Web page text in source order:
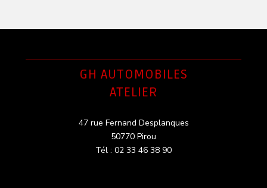
GH AUTOMOBILES
ATELIER
47 rue Fernand Desplanques
50770 Pirou
Tél : 02 33 46 38 90